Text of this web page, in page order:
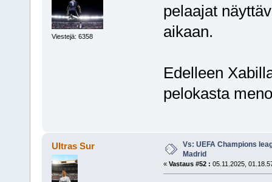
Viestejä: 6358
pelaajat
aikaan.
Edelleen
pelokasta
Ultras Sur
Vs: UEFA Champions
Madrid
« Vastaus #52 : 05.11.2025,